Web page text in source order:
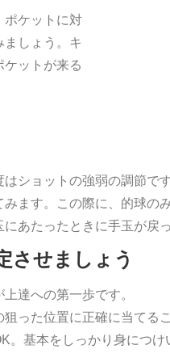
ポケットに対
ましょう。キ
ケットが来る
ショットの強弱の調節です
ます。この際に、的球の
あたったときに手玉が戻
させましょう
達への第一歩です。
った位置に正確に当てる
。基本をしっかり身につ